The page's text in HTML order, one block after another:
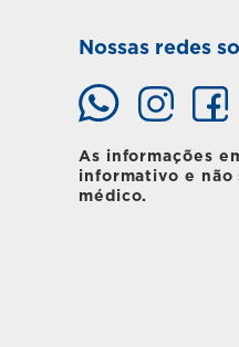
Nossas redes
As informações
informativo e não
médico.